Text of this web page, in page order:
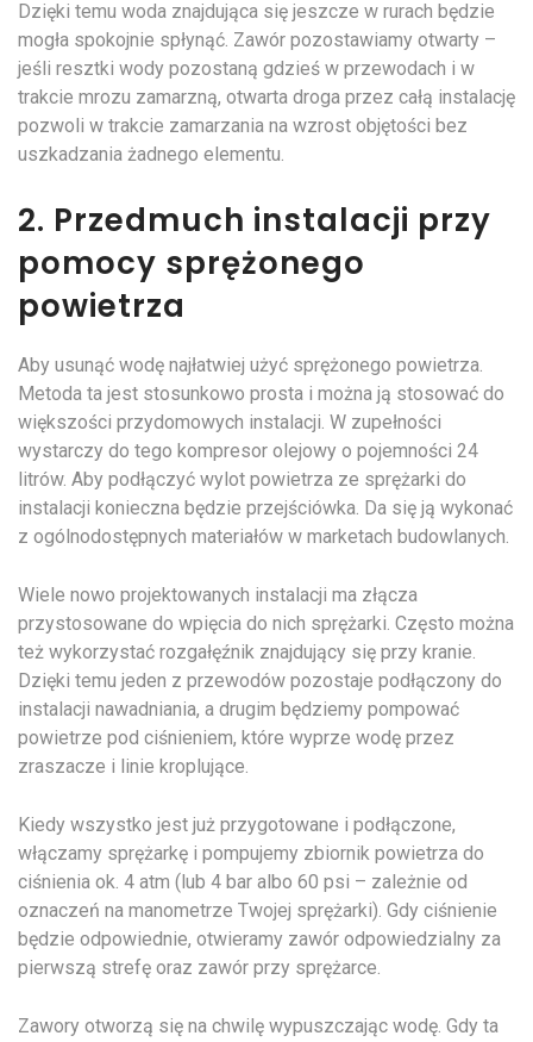
Dzięki temu woda znajdująca się jeszcze w rurach będzie
mogła spokojnie spłynąć. Zawór pozostawiamy otwarty –
jeśli resztki wody pozostaną gdzieś w przewodach i w
trakcie mrozu zamarzną, otwarta droga przez całą instalację
pozwoli w trakcie zamarzania na wzrost objętości bez
uszkadzania żadnego elementu.
2. Przedmuch instalacji przy
pomocy sprężonego
powietrza
Aby usunąć wodę najłatwiej użyć sprężonego powietrza.
Metoda ta jest stosunkowo prosta i można ją stosować do
większości przydomowych instalacji. W zupełności
wystarczy do tego kompresor olejowy o pojemności 24
litrów. Aby podłączyć wylot powietrza ze sprężarki do
instalacji konieczna będzie przejściówka. Da się ją wykonać
z ogólnodostępnych materiałów w marketach budowlanych.
Wiele nowo projektowanych instalacji ma złącza
przystosowane do wpięcia do nich sprężarki. Często można
też wykorzystać rozgałęźnik znajdujący się przy kranie.
Dzięki temu jeden z przewodów pozostaje podłączony do
instalacji nawadniania, a drugim będziemy pompować
powietrze pod ciśnieniem, które wyprze wodę przez
zraszacze i linie kroplujące.
Kiedy wszystko jest już przygotowane i podłączone,
włączamy sprężarkę i pompujemy zbiornik powietrza do
ciśnienia ok. 4 atm (lub 4 bar albo 60 psi – zależnie od
oznaczeń na manometrze Twojej sprężarki). Gdy ciśnienie
będzie odpowiednie, otwieramy zawór odpowiedzialny za
pierwszą strefę oraz zawór przy sprężarce.
Zawory otworzą się na chwilę wypuszczając wodę. Gdy ta